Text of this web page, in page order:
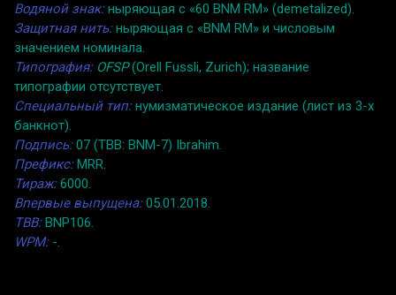
Водяной знак:ныряющая с «60 BNM RM» (demetalized).
Защитная нить:ныряющая с «BNM RM» и числовым
значением номинала.
Типография: OFSP(Orell Fussli, Zurich); название
типографии отсутствует.
Специальный тип:нумизматическое издание (лист из 3-х
банкнот).
Подпись:07 (TBB: BNM-7) Ibrahim.
Префикс:MRR.
Тираж:6000.
Впервые выпущена:05.01.2018.
TBB:BNP106.
WPM:-.